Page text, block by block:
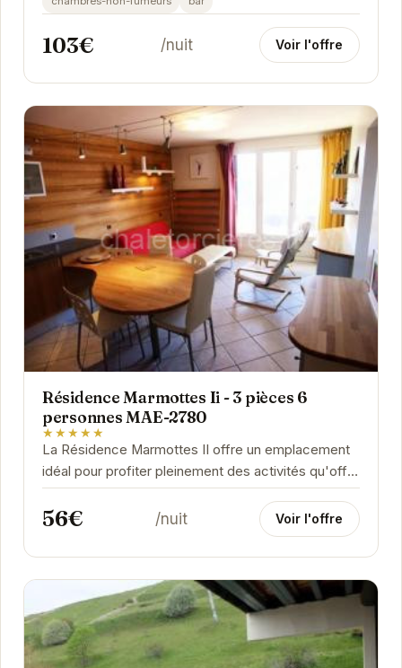
103€ /nuit Voir l'offre
Résidence Marmottes Ii - 3 pièces 6
personnes MAE-2780
★★★★★
La Résidence Marmottes II offre un emplacement
idéal pour profiter pleinement des activités qu'offre
Orcières.
56€ /nuit Voir l'offre